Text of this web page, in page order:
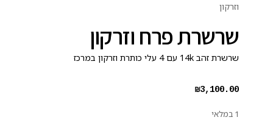
וזרקון
שרשרת פרח וזרקון
שרשרת זהב 14k עם 4 עלי כותרת וזרקון במרכז
₪3,100.00
1 במלאי